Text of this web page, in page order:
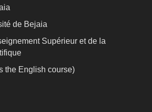
de Bejaia
Supérieur et de la
the English course)